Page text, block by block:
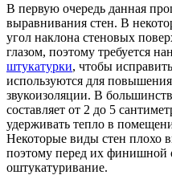
В первую очередь данная
выравнивания стен. В
угол наклона стеновых
глазом, поэтому требуется
штукатурки, чтобы
используются для
звукоизоляции. В
составляет от 2 до 5
удерживать тепло в
Некоторые виды стен плохо
поэтому перед их финишной
оштукатуривание.